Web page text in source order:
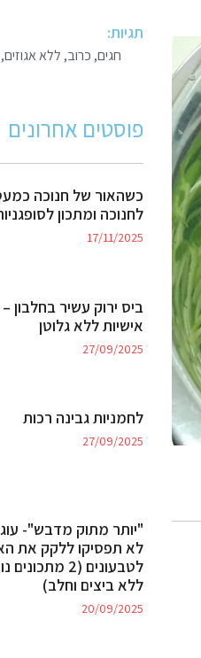
תגיות:
חגים, כרוב, ללא אגוזים,
פוסטים אחרונים
כשהאור של חנוכה
לחנוכה ומתכון
17/11/2025
ביס ירוק עשיר בחלבון
אישיות ללא גלוטן
27/09/2025
לחמניות גבינה רכות
27/09/2025
"יותר מתוק מדבש"-
לא תפסיקו ללקק את
לטבעונים (2
ללא ביצים וחלב)
20/09/2025